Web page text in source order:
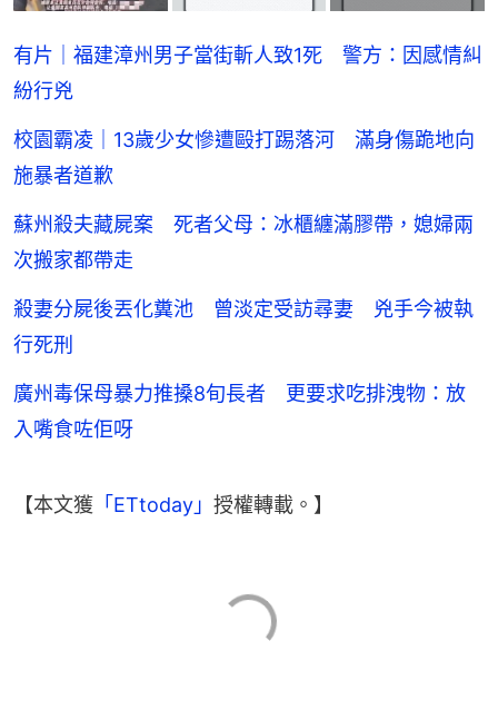
有片｜福建漳州男子當街斬人致1死 警方：因感情糾
紛行兇
校園霸凌｜13歲少女慘遭毆打踢落河 滿身傷跪地向
施暴者道歉
蘇州殺夫藏屍案 死者父母：冰櫃纏滿膠帶，媳婦兩
次搬家都帶走
殺妻分屍後丟化糞池 曾淡定受訪尋妻 兇手今被執
行死刑
廣州毒保母暴力推搡8旬長者 更要求吃排洩物：放
入嘴食咗佢呀
【本文獲 「ETtoday」 授權轉載。】